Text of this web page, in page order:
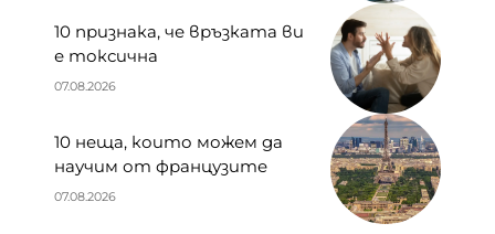
10 признака, че връзката ви
е токсична
07.08.2026
10 неща, които можем да
научим от французите
07.08.2026